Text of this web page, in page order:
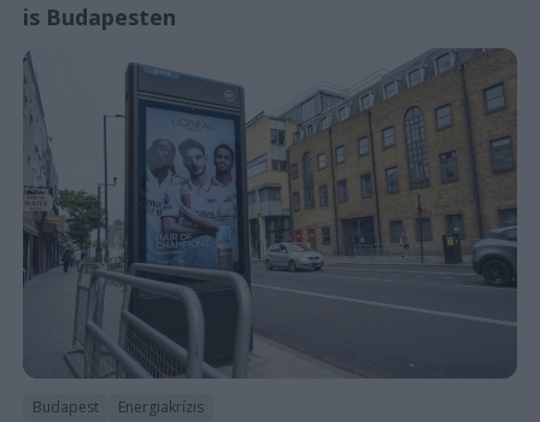
is Budapesten
Budapest Energiakrízis